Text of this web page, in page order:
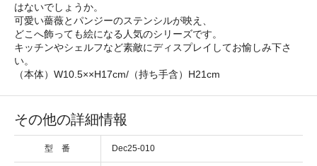
はないでしょうか。
可愛い薔薇とパンジーのステンシルが映え、
どこへ飾っても絵になる人気のシリーズです。
キッチンやシェルフなど素敵にディスプレイしてお愉しみ下さ
い。
（本体）W10.5××H17cm/（持ち手含）H21cm
その他の詳細情報
型 番 Dec25-010